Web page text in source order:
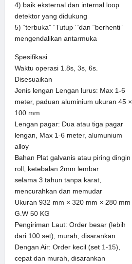
4) baik eksternal dan internal loop
detektor yang didukung
5) “terbuka” “Tutup ‘”dan “berhenti”
mengendalikan antarmuka
Spesifikasi
Waktu operasi 1.8s, 3s, 6s.
Disesuaikan
Jenis lengan Lengan lurus: Max 1-6
meter, paduan aluminium ukuran 45 ×
100 mm
Lengan pagar: Dua atau tiga pagar
lengan, Max 1-6 meter, alumunium
alloy
Bahan Plat galvanis atau piring dingin
roll, ketebalan 2mm lembar
selama 3 tahun tanpa karat,
mencurahkan dan memudar
Ukuran 932 mm × 320 mm × 280 mm
G.W 50 KG
Pengiriman Laut: Order besar (lebih
dari 100 set), murah, disarankan
Dengan Air: Order kecil (set 1-15),
cepat dan murah, disarankan